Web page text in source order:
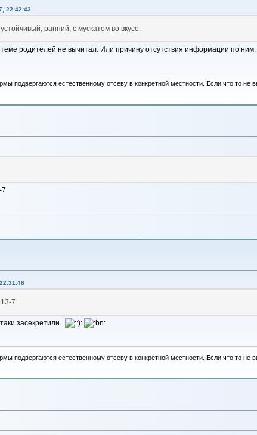
22:42:43
ранний, с мускатом во вкусе.
родителей не вычитал. Или причину отсутствия информации по ним.
подвергаются естественному отсеву в конкретной местности. Если что то не
7
7
засекретили.
подвергаются естественному отсеву в конкретной местности. Если что то не